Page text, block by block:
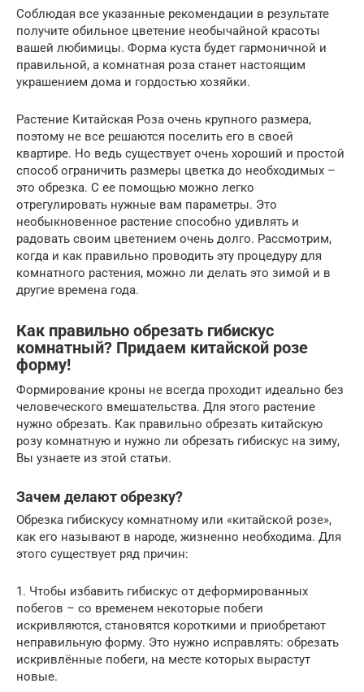
Соблюдая все указанные рекомендации в результате
получите обильное цветение необычайной красоты
вашей любимицы. Форма куста будет гармоничной и
правильной, а комнатная роза станет настоящим
украшением дома и гордостью хозяйки.
Растение Китайская Роза очень крупного размера,
поэтому не все решаются поселить его в своей
квартире. Но ведь существует очень хороший и простой
способ ограничить размеры цветка до необходимых –
это обрезка. С ее помощью можно легко
отрегулировать нужные вам параметры. Это
необыкновенное растение способно удивлять и
радовать своим цветением очень долго. Рассмотрим,
когда и как правильно проводить эту процедуру для
комнатного растения, можно ли делать это зимой и в
другие времена года.
Как правильно обрезать гибискус
комнатный? Придаем китайской розе
форму!
Формирование кроны не всегда проходит идеально без
человеческого вмешательства. Для этого растение
нужно обрезать. Как правильно обрезать китайскую
розу комнатную и нужно ли обрезать гибискус на зиму,
Вы узнаете из этой статьи.
Зачем делают обрезку?
Обрезка гибискусу комнатному или «китайской розе»,
как его называют в народе, жизненно необходима. Для
этого существует ряд причин:
1. Чтобы избавить гибискус от деформированных
побегов – со временем некоторые побеги
искривляются, становятся короткими и приобретают
неправильную форму. Это нужно исправлять: обрезать
искривлённые побеги, на месте которых вырастут
новые.